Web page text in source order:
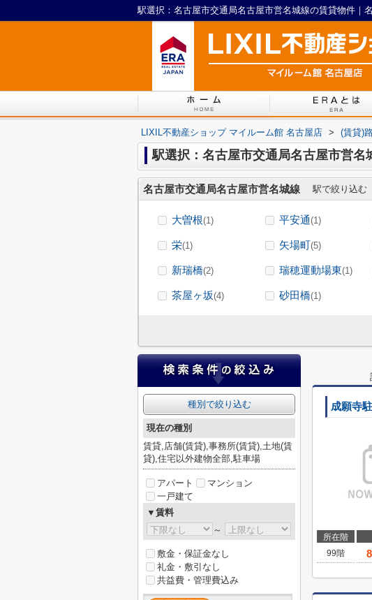
LIXIL不動産ショップ マイルーム館 名古屋店 > (賃貸)
駅選択：名古屋市交通局名古屋市営名
名古屋市交通局名古屋市営名城線 駅で絞り込む
大曽根(1) 平安通(1)
栄(1) 矢場町(5)
新瑞橋(2) 瑞穂運動場東(1)
茶屋ヶ坂(4) 砂田橋(1)
成願寺
所在階
99階
種別で絞り込む
現在の種別
賃貸,店舗(賃貸),事務所(賃貸),土地(賃
貸),住宅以外建物全部,駐車場
アパート
マンション
一戸建て
▼賃料
～
敷金・保証金なし
礼金・敷引なし
共益費・管理費込み